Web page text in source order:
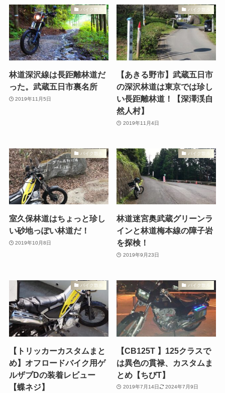
バイク散歩
林道深沢線は長距離林道だ
った。武蔵五日市裏名所
2019年11月5日
バイク散歩
【あきる野市】武蔵五日市
の深沢林道は東京では珍し
い長距離林道！【深澤渓自
然人村】
2019年11月4日
バイク散歩
室久保林道はちょっと珍し
い砂地っぽい林道だ！
2019年10月8日
バイク散歩
林道迷宮奥武蔵グリーンラ
インと林道梅本線の障子岩
を探検！
2019年9月23日
バイク散歩
【トリッカーカスタムまと
め】オフロードバイク用ゲ
ルザブDの装着レビュー
【蝶ネジ】
バイク散歩
【CB125T 】125クラスで
は異色の貫禄、カスタムま
とめ【ちびT】
2019年7月14日 2024年7月9日